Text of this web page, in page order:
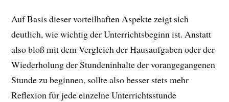
Auf Basis dieser vorteilhaften Aspekte zeigt sich
deutlich, wie wichtig der Unterrichtsbeginn ist. Anstatt
also bloß mit dem Vergleich der Hausaufgaben oder der
Wiederholung der Stundeninhalte der vorangegangenen
Stunde zu beginnen, sollte also besser stets mehr
Reflexion für jede einzelne Unterrichtsstunde